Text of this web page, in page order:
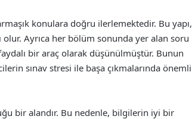
konulara doğru ilerlemektedir. Bu yapı,
Ayrıca her bölüm sonunda yer alan soru
bir araç olarak düşünülmüştür. Bunun
sınav stresi ile başa çıkmalarında önemli
bir alandır. Bu nedenle, bilgilerin iyi bir